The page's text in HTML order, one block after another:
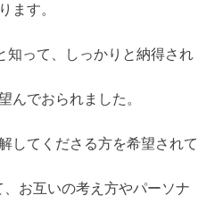
ます。
知って、しっかりと納得され
んでおられました。
してくださる方を希望されて
お互いの考え方やパーソナ